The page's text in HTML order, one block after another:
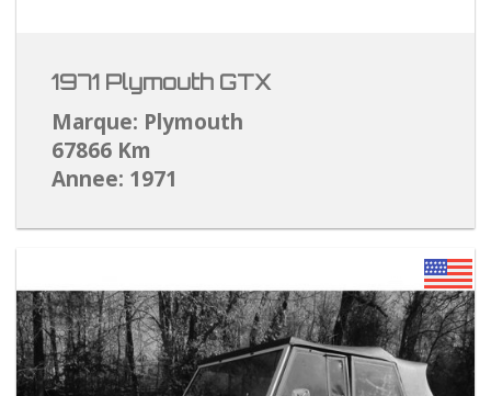
1971 Plymouth GTX
Marque: Plymouth
67866 Km
Annee: 1971